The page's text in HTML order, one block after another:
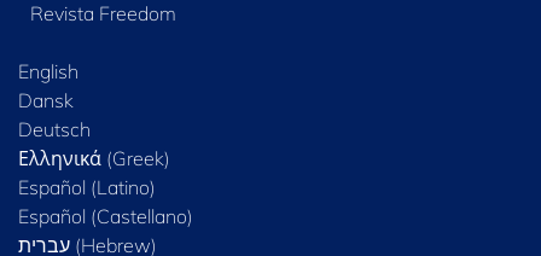
Revista Freedom
English
Dansk
Deutsch
Ελληνικά (Greek)
Español (Latino)
Español (Castellano)